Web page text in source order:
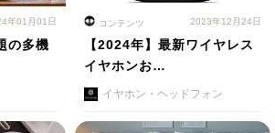
年01月01日
の多機
コンテンツ 2023年12月24日
【2024年】最新ワイヤレス
イヤホンお…
イヤホン・ヘッドフォン